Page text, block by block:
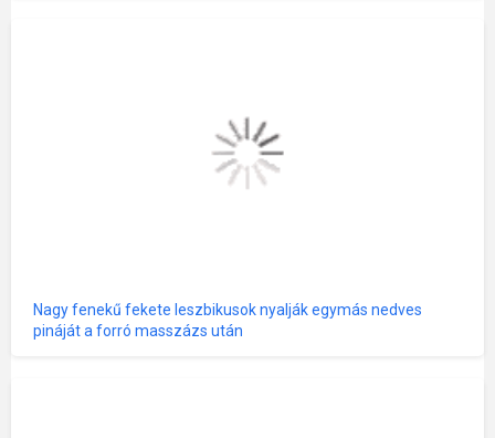
Nagy fenekű fekete leszbikusok nyalják egymás nedves
pináját a forró masszázs után